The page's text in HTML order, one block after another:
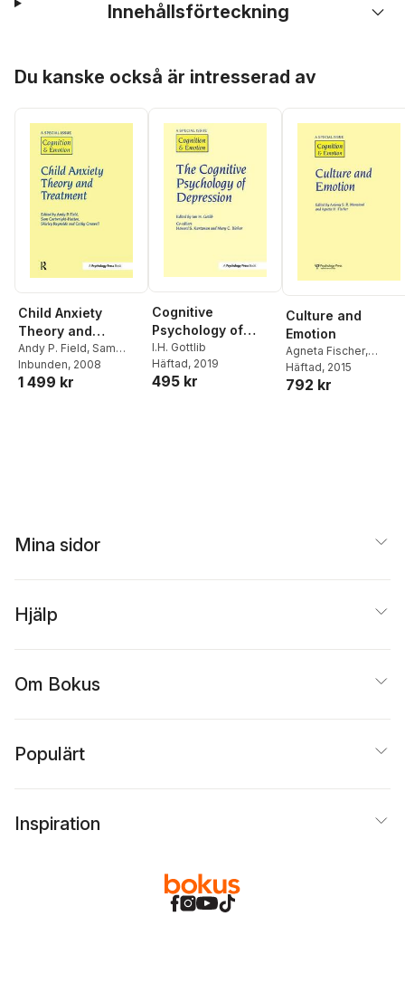
Innehållsförteckning
Du kanske också är intresserad av
Child Anxiety
Theory and
Treatment
Andy P. Field, Sam
Cartwright-Hatton
Inbunden, 2008
1 499 kr
Cognitive
Psychology of
Depression
I.H. Gottlib
Häftad, 2019
495 kr
Culture and
Emotion
Agneta Fischer,
Anthony Manstead
Häftad, 2015
792 kr
Mina sidor
Hjälp
Om Bokus
Populärt
Inspiration